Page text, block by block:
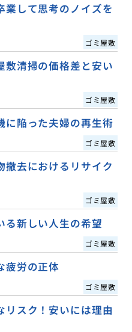
業して思考のノイズを
ゴミ屋敷
敷清掃の価格差と安い
ゴミ屋敷
に陥った夫婦の再生術
ゴミ屋敷
撤去におけるリサイク
ゴミ屋敷
る新しい人生の希望
ゴミ屋敷
疲労の正体
ゴミ屋敷
リスク！安いには理由